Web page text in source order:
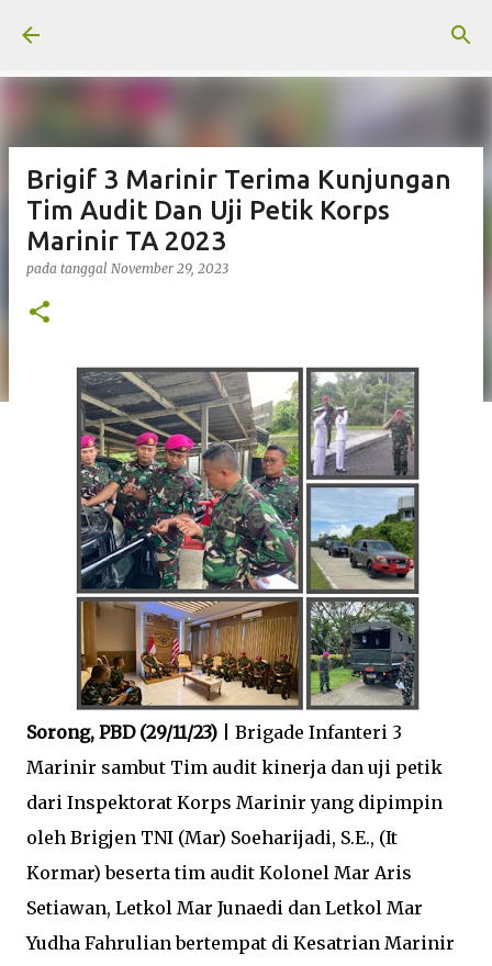
Brigif 3 Marinir Terima Kunjungan
Tim Audit Dan Uji Petik Korps
Marinir TA 2023
pada tanggal November 29, 2023
Sorong, PBD (29/11/23)
| Brigade Infanteri 3
Marinir sambut Tim audit kinerja dan uji petik
dari Inspektorat Korps Marinir yang dipimpin
oleh Brigjen TNI (Mar) Soeharijadi, S.E., (It
Kormar) beserta tim audit Kolonel Mar Aris
Setiawan, Letkol Mar Junaedi dan Letkol Mar
Yudha Fahrulian bertempat di Kesatrian Marinir